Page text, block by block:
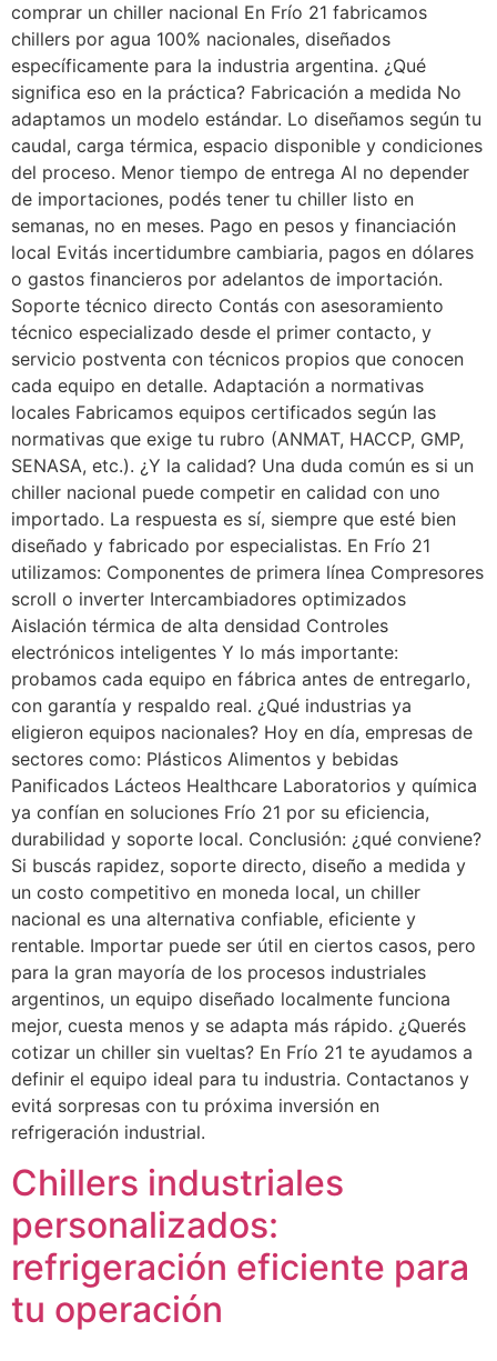
comprar un chiller nacional En Frío 21 fabricamos
chillers por agua 100% nacionales, diseñados
específicamente para la industria argentina. ¿Qué
significa eso en la práctica? Fabricación a medida No
adaptamos un modelo estándar. Lo diseñamos según tu
caudal, carga térmica, espacio disponible y condiciones
del proceso. Menor tiempo de entrega Al no depender
de importaciones, podés tener tu chiller listo en
semanas, no en meses. Pago en pesos y financiación
local Evitás incertidumbre cambiaria, pagos en dólares
o gastos financieros por adelantos de importación.
Soporte técnico directo Contás con asesoramiento
técnico especializado desde el primer contacto, y
servicio postventa con técnicos propios que conocen
cada equipo en detalle. Adaptación a normativas
locales Fabricamos equipos certificados según las
normativas que exige tu rubro (ANMAT, HACCP, GMP,
SENASA, etc.). ¿Y la calidad? Una duda común es si un
chiller nacional puede competir en calidad con uno
importado. La respuesta es sí, siempre que esté bien
diseñado y fabricado por especialistas. En Frío 21
utilizamos: Componentes de primera línea Compresores
scroll o inverter Intercambiadores optimizados
Aislación térmica de alta densidad Controles
electrónicos inteligentes Y lo más importante:
probamos cada equipo en fábrica antes de entregarlo,
con garantía y respaldo real. ¿Qué industrias ya
eligieron equipos nacionales? Hoy en día, empresas de
sectores como: Plásticos Alimentos y bebidas
Panificados Lácteos Healthcare Laboratorios y química
ya confían en soluciones Frío 21 por su eficiencia,
durabilidad y soporte local. Conclusión: ¿qué conviene?
Si buscás rapidez, soporte directo, diseño a medida y
un costo competitivo en moneda local, un chiller
nacional es una alternativa confiable, eficiente y
rentable. Importar puede ser útil en ciertos casos, pero
para la gran mayoría de los procesos industriales
argentinos, un equipo diseñado localmente funciona
mejor, cuesta menos y se adapta más rápido. ¿Querés
cotizar un chiller sin vueltas? En Frío 21 te ayudamos a
definir el equipo ideal para tu industria. Contactanos y
evitá sorpresas con tu próxima inversión en
refrigeración industrial.
Chillers industriales
personalizados:
refrigeración eficiente para
tu operación